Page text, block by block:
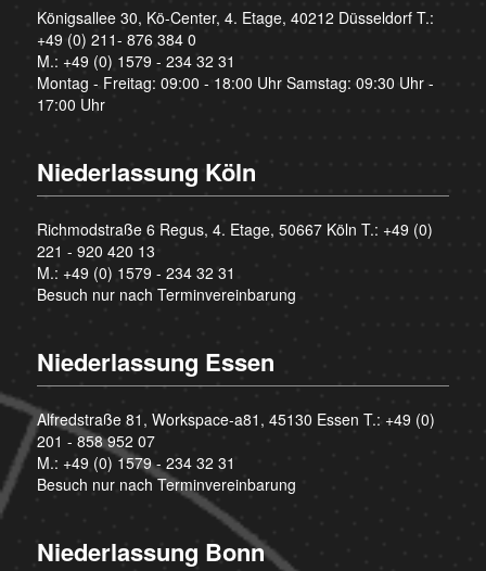
Königsallee 30, Kö-Center, 4. Etage, 40212 Düsseldorf T.:
+49 (0) 211- 876 384 0
M.: +49 (0) 1579 - 234 32 31
Montag - Freitag: 09:00 - 18:00 Uhr Samstag: 09:30 Uhr -
17:00 Uhr
Niederlassung Köln
Richmodstraße 6 Regus, 4. Etage, 50667 Köln T.: +49 (0)
221 - 920 420 13
M.: +49 (0) 1579 - 234 32 31
Besuch nur nach Terminvereinbarung
Niederlassung Essen
Alfredstraße 81, Workspace-a81, 45130 Essen T.: +49 (0)
201 - 858 952 07
M.: +49 (0) 1579 - 234 32 31
Besuch nur nach Terminvereinbarung
Niederlassung Bonn